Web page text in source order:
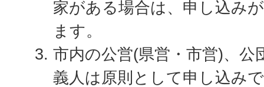
家がある場合は、申し込み
ます。
市内の公営(県営・市営)、公
義人は原則として申し込み